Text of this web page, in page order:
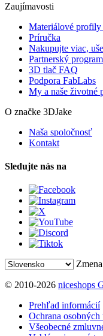
Zaujímavosti
Materiálové profily
Príručka
Nakupujte viac,
Partnerský program
3D tlač FAQ
Podpora FabLabs
My a naše životné
O značke 3DJake
Naša spoločnosť
Kontakt
Sledujte nás na
© 2010-2026 niceshops
Prehľad informácií
Ochrana osobných
Všeobecné